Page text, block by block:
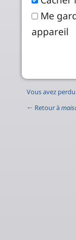
Me
appareil
Vous avez
← Retour à